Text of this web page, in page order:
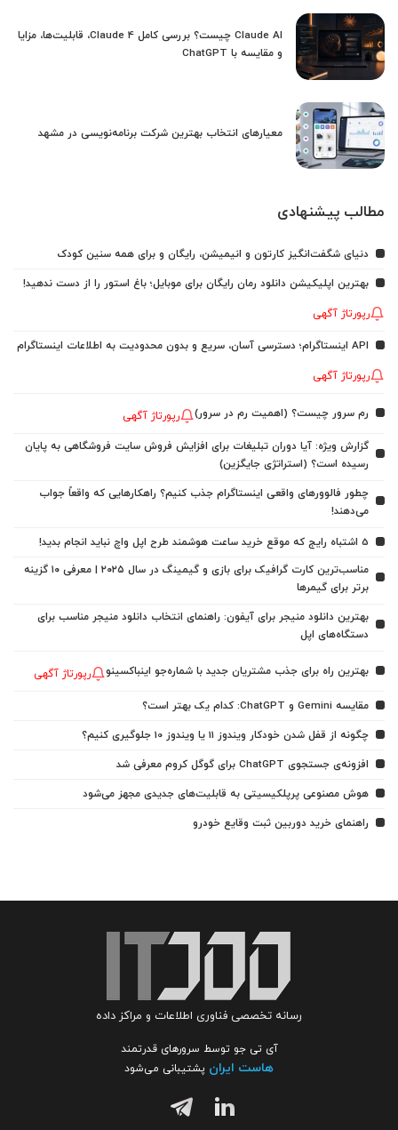
Claude AI چیست؟ بررسی کامل Claude 4، قابلیت‌ها، مزایا
و مقایسه با ChatGPT
معیارهای انتخاب بهترین شرکت برنامه‌نویسی در مشهد
مطالب پیشنهادی
دنیای شگفت‌انگیز کارتون و انیمیشن، رایگان و برای همه سنین کودک
بهترین اپلیکیشن دانلود رمان رایگان برای موبایل؛ باغ استور را از دست ندهید!
رپورتاژ آگهی
API اینستاگرام؛ دسترسی آسان، سریع و بدون محدودیت به اطلاعات اینستاگرام
رپورتاژ آگهی
رم سرور چیست؟ (اهمیت رم در سرور) رپورتاژ آگهی
گزارش ویژه: آیا دوران تبلیغات برای افزایش فروش سایت فروشگاهی به پایان
رسیده است؟ (استراتژی جایگزین)
چطور فالوورهای واقعی اینستاگرام جذب کنیم؟ راهکارهایی که واقعاً جواب
می‌دهند!
5 اشتباه رایج که موقع خرید ساعت هوشمند طرح اپل واچ نباید انجام بدید!
مناسب‌ترین کارت گرافیک برای بازی و گیمینگ در سال ۲۰۲۵ | معرفی ۱۰ گزینه
برتر برای گیمرها
بهترین دانلود منیجر برای آیفون: راهنمای انتخاب دانلود منیجر مناسب برای
دستگاه‌های اپل
بهترین راه برای جذب مشتریان جدید با شماره‌جو اینباکسینو رپورتاژ آگهی
مقایسه Gemini و ChatGPT: کدام یک بهتر است؟
چگونه از قفل شدن خودکار ویندوز 11 یا ویندوز 10 جلوگیری کنیم؟
افزونه‌ی جستجوی ChatGPT برای گوگل کروم معرفی شد
هوش مصنوعی پرپلکیسیتی به قابلیت‌های جدیدی مجهز می‌شود
راهنمای خرید دوربین ثبت وقایع خودرو
رسانه تخصصی فناوری اطلاعات و مراکز داده
آی تی جو توسط سرورهای قدرتمند
هاست ایران پشتیبانی می‌شود